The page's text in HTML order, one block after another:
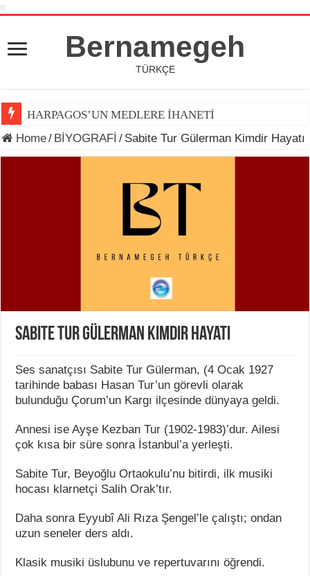
Bernamegeh
TÜRKÇE
HARPAGOS’UN MEDLERE İHANETİ
Home/ BİYOGRAFİ / Sabite Tur Gülerman Kimdir Hayatı
Sabite Tur Gülerman Kimdir Hayatı
Ses sanatçısı Sabite Tur Gülerman, (4 Ocak 1927
tarihinde babası Hasan Tur’un görevli olarak
bulunduğu Çorum’un Kargı ilçesinde dünyaya geldi.
Annesi ise Ayşe Kezban Tur (1902-1983)’dur. Ailesi
çok kısa bir süre sonra İstanbul’a yerleşti.
Sabite Tur, Beyoğlu Ortaokulu’nu bitirdi, ilk musiki
hocası klarnetçi Salih Orak’tır.
Daha sonra Eyyubî Ali Rıza Şengel’le çalıştı; ondan
uzun seneler ders aldı.
Klasik musiki üslubunu ve repertuvarını öğrendi.